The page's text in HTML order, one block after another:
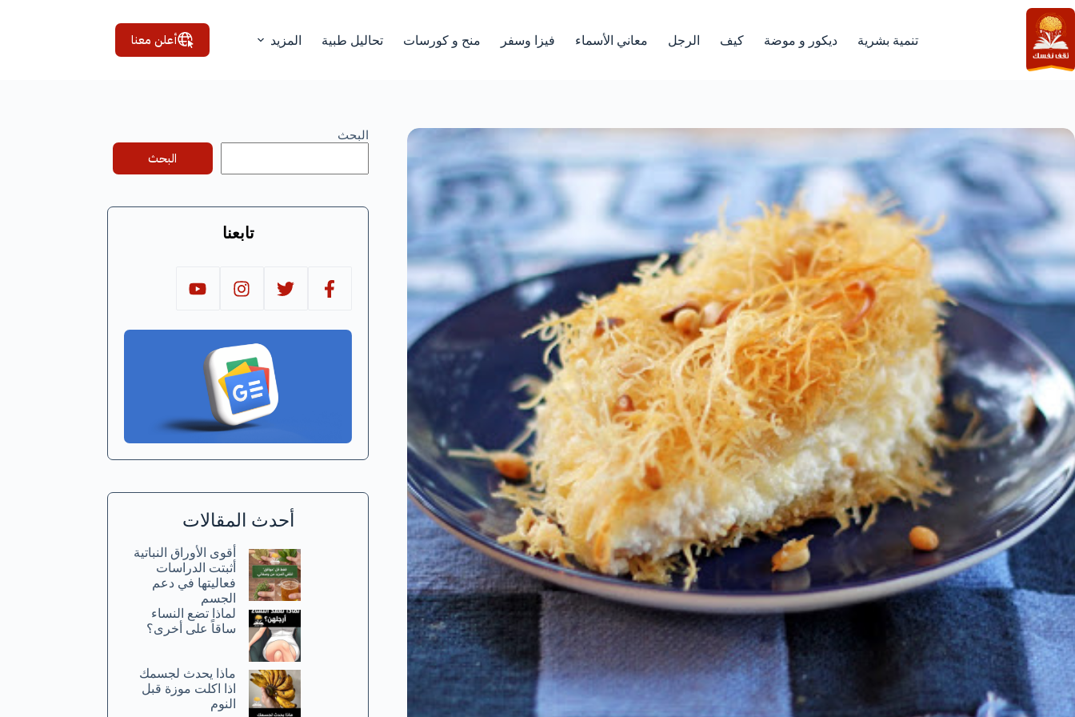
التجاوز
إلى
المحتوى
تنمية بشرية ديكور و موضة كيف الرجل معاني الأسماء فيزا وسفر منح و كورسات تحاليل طبية المزيد أعلن معنا
البحث
البحث
تابعنا
أحدث المقالات
أقوى الأوراق النباتية
أثبتت الدراسات
فعاليتها في دعم
الجسم
لماذا تضع النساء
ساقاً على أخرى؟
ماذا يحدث لجسمك
اذا اكلت موزة قبل
النوم